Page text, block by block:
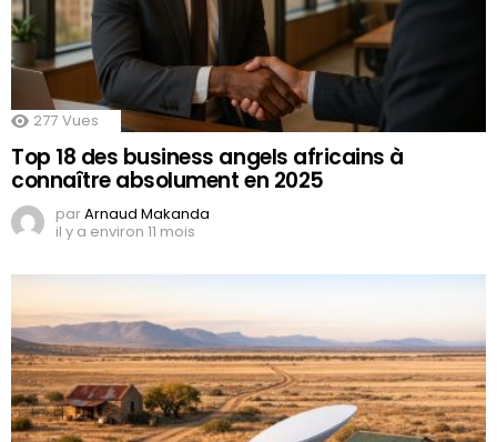
277 Vues
Top 18 des business angels africains à
connaître absolument en 2025
parArnaud Makanda
il y a environ 11 mois